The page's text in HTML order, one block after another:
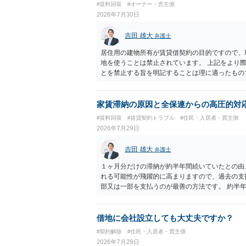
#賃料回収 #オーナー・売主側
2026年7月30日
吉田 雄大 弁護士
居住用の建物所有が賃貸借契約の目的ですので
地を使うことは禁止されています。 上記をより
とを禁止する旨を明記することは理に適ったも
家賃滞納の原因と全保連からの高圧的対
#賃料回収 #賃貸契約トラブル #住民・入居者・買主側
2026年7月29日
吉田 雄大 弁護士
１ヶ月分だけの滞納が約半年間続いていたとの
れる可能性が飛躍的に高まりますので、過去の
部又は一部を支払うのが最善の方法です。 約半
借地に会社設立しても大丈夫ですか？
#契約解除 #住民・入居者・買主側
2026年7月29日